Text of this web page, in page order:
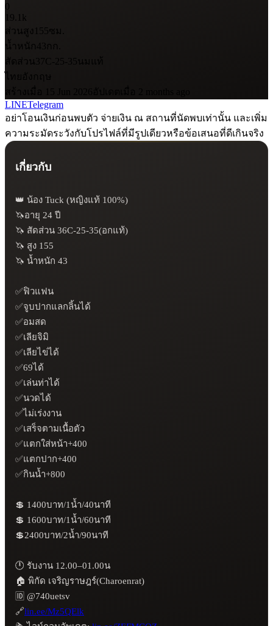
0
19.1k
ส่วนสูง 155ซม.
น้ำหนัก43กก.
สัดส่วน
37C-25-35
LINETelegram
อย่าโอนเงินก่อนพบตัว จ่ายเงิน ณ สถานที่นัดพบเท่านั้น และเพิ่ม
ความระมัดระวังกับโปรไฟล์ที่มีรูปเดียวหรือข้อเสนอที่ดีเกินจริง
เกี่ยวกับ
👑 น้อง Tuck (หญิงแท้ 100%)
🦄อายุ 24 ปี
🦄 สัดส่วน 36C-25-35(อกแท้)
🦄 สูง 155
🦄 น้ำหนัก 43
✅ฟิวแฟน
✅จูบปากแลกลิ้นได้
✅อมสด
✅เลียจิมิ
✅เลียไข่ได้
✅69ได้
✅เล่นท่าได้
✅นวดได้
✅ไม่เร่งงาน
✅เสร็จตามเนื้อตัว
✅แตกใส่หน้า+400
✅แตกปาก+400
✅กินน้ำ+800
💲 1400บาท/1น้ำ/40นาที
💲 1600บาท/1น้ำ/60นาที
💲2400บาท/2น้ำ/90นาที
🕛 รับงาน 12.00–01.00น
🏠 พิกัด เจริญราษฎร์(Charoenrat)
🆔 @740uetsv
🔗lin.ee/Mz5QElk